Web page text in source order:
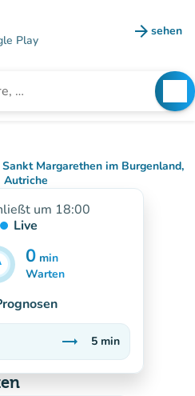
Play arrow_forward sehen
(new
Margarethen im Burgenland,
Autriche
(in Google Maps öffnen)
(new tab)
um 18:00
Live
0 min
5min
Warten
trending_flat
Stabil
5 min